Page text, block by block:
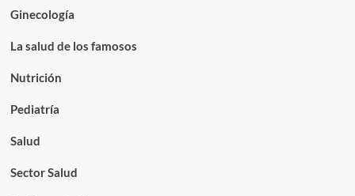
Ginecología
La salud de los famosos
Nutrición
Pediatría
Salud
Sector Salud